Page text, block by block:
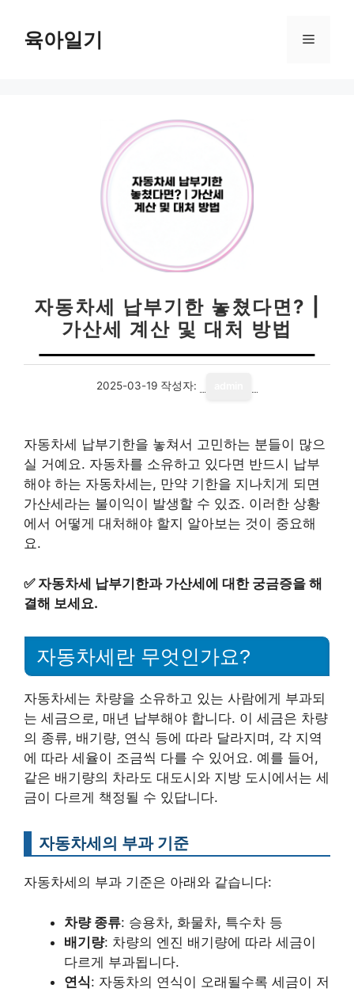
육아일기 메
자동차세 납부기한 놓쳤다면? |
가산세 계산 및 대처 방법
2025-03-19 작성자:
자동차세 납부기한을 놓쳐서 고민하는 분들이 많으
실 거예요. 자동차를 소유하고 있다면 반드시 납부
해야 하는 자동차세는, 만약 기한을 지나치게 되면
가산세라는 불이익이 발생할 수 있죠. 이러한 상황
에서 어떻게 대처해야 할지 알아보는 것이 중요해
요.
✅ 자동차세 납부기한과 가산세에 대한 궁금증을 해
결해 보세요.
자동차세란 무엇인가요?
자동차세는 차량을 소유하고 있는 사람에게 부과되
는 세금으로, 매년 납부해야 합니다. 이 세금은 차량
의 종류, 배기량, 연식 등에 따라 달라지며, 각 지역
에 따라 세율이 조금씩 다를 수 있어요. 예를 들어,
같은 배기량의 차라도 대도시와 지방 도시에서는 세
금이 다르게 책정될 수 있답니다.
자동차세의 부과 기준
자동차세의 부과 기준은 아래와 같습니다:
차량 종류: 승용차, 화물차, 특수차 등
배기량: 차량의 엔진 배기량에 따라 세금이
다르게 부과됩니다.
연식: 자동차의 연식이 오래될수록 세금이 저